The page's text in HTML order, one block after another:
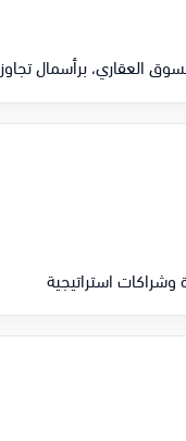
تجاوز 1.7 مليار ريال
استراتيجية